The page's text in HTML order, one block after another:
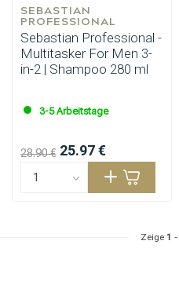
SEBASTIAN
PROFESSIONAL
Sebastian Professional -
Multitasker For Men 3-
in-2 | Shampoo 280 ml
3-5 Arbeitstage
28.90 € 25.97 €
Zeige 1 -